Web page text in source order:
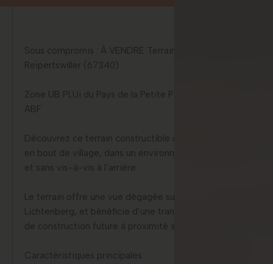
Sous compromis : À VENDRE Terrain constructible à
Reipertswiller (67340)
Zone UB PLUi du Pays de la Petite Pierre | Zone classée
ABF
Découvrez ce terrain constructible de 5 243 m², situé
en bout de village, dans un environnement champêtre
et sans vis-à-vis à l’arrière.
Le terrain offre une vue dégagée sur le Château de
Lichtenberg, et bénéficie d’une tranquillité, sans risque
de construction future à proximité immédiate.
Caractéristiques principales :